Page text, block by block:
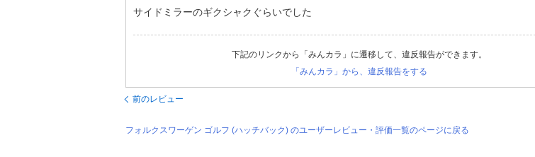
サイドミラーのギクシャクぐらいでした
下記のリンクから「みんカラ」に遷移して、違反報告ができます。
「みんカラ」から、違反報告をする
前のレビュー
フォルクスワーゲン ゴルフ (ハッチバック) のユーザーレビュー・評価一覧のページに戻る